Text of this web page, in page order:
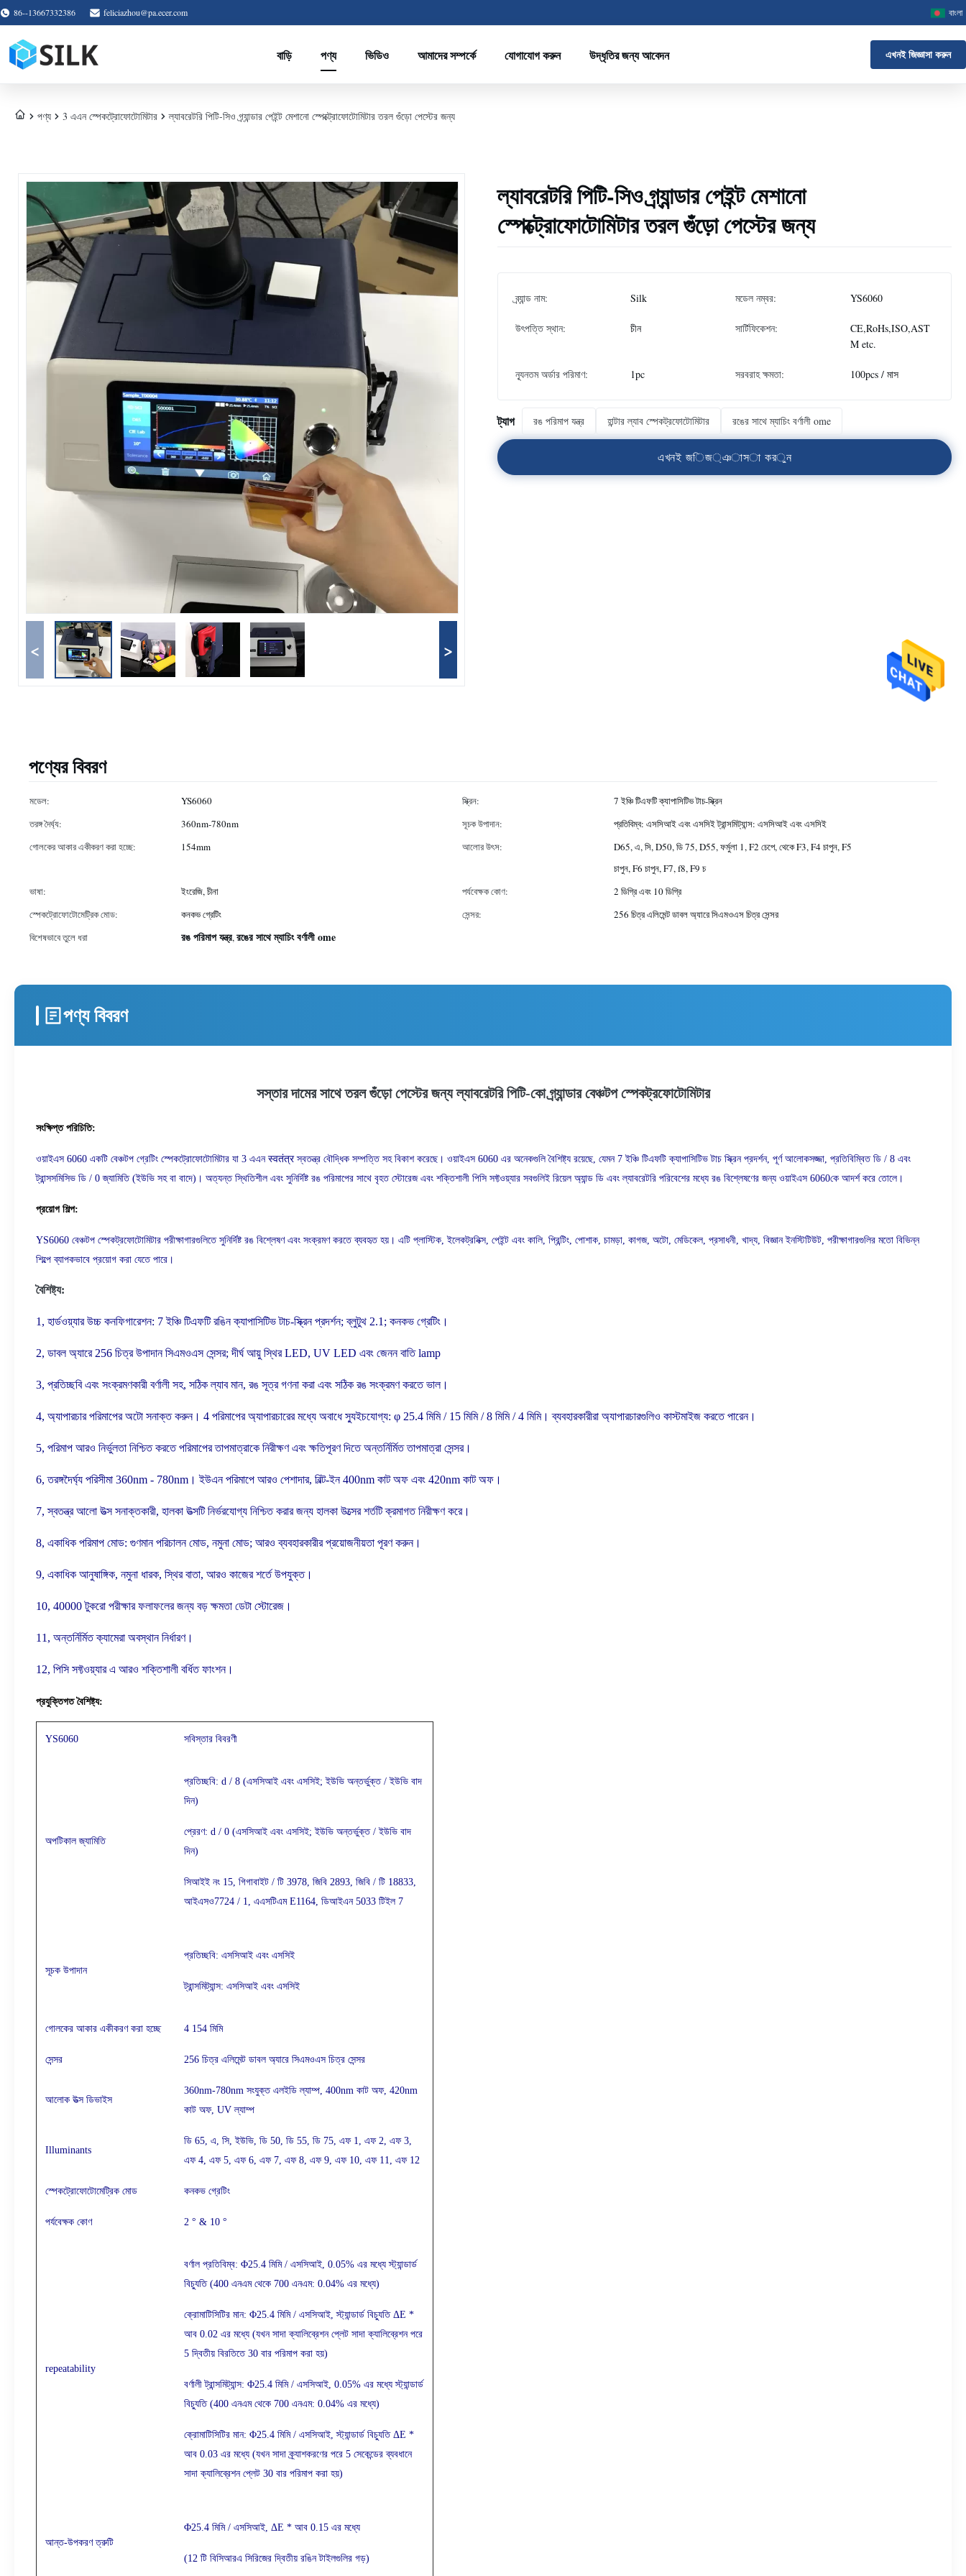
86--13667332386 feliciazhou@pa.ecer.com বাংলা
বাড়ি পণ্য ভিডিও আমাদের সম্পর্কে যোগাযোগ করুন উদ্ধৃতির জন্য আবেদন এখনই জিজ্ঞাসা করুন
পণ্য 3 এএন স্পেকট্রোফোটোমিটার ল্যাবরেটরি পিটি-সিও গ্র্যান্ডার পেইন্ট মেশানো স্পেক্ট্রোফোটোমিটার তরল গুঁড়ো পেস্টের জন্য
< >
ল্যাবরেটরি পিটি-সিও গ্র্যান্ডার পেইন্ট মেশানো
স্পেক্ট্রোফোটোমিটার তরল গুঁড়ো পেস্টের জন্য
ব্র্যান্ড নাম: Silk মডেল নম্বর: YS6060
উৎপত্তি স্থান: চীন সার্টিফিকেশন:
CE,RoHs,ISO,AST
M etc.
ন্যূনতম অর্ডার পরিমাণ: 1pc সরবরাহ ক্ষমতা: 100pcs / মাস
ট্যাগ রঙ পরিমাপ যন্ত্র হান্টার ল্যাব স্পেকট্রফোটোমিটার রঙের সাথে ম্যাচিং বর্ণালী ome
এখনই জিজ্ঞাসা করুন
পণ্যের বিবরণ
মডেল: YS6060 স্ক্রিন:
7 ইঞ্চি টিএফটি ক্যাপাসিটিভ টাচ-স্ক্রিন
তরঙ্গ দৈর্ঘ্য:
360nm-780nm সূচক উপাদান:
প্রতিবিম্ব: এসসিআই এবং এসসিই ট্রান্সমিট্যান্স: এসসিআই এবং এসসিই
গোলকের আকার একীকরণ করা হচ্ছে:
154mm আলোর উৎস:
D65, এ, সি, D50, ডি 75, D55, ফর্মুলা 1, F2 চেপে, থেকে F3, F4 চাপুন, F5
চাপুন, F6 চাপুন, F7, f8, F9 চ
ভাষা:
ইংরেজি, চীনা পর্যবেক্ষক কোণ:
2 ডিগ্রি এবং 10 ডিগ্রি
স্পেকট্রোফোটোমেট্রিক মোড:
কনকভ গ্রেটিং সেন্সর:
256 চিত্র এলিমেন্ট ডাবল অ্যারে সিএমওএস চিত্র সেন্সর
বিশেষভাবে তুলে ধরা
রঙ পরিমাপ যন্ত্র,রঙের সাথে ম্যাচিং বর্ণালী ome
পণ্য বিবরণ
সস্তার দামের সাথে তরল গুঁড়ো পেস্টের জন্য ল্যাবরেটরি পিটি-কো গ্র্যান্ডার বেঞ্চটপ স্পেকট্রফোটোমিটার
সংক্ষিপ্ত পরিচিতি:
ওয়াইএস 6060 একটি বেঞ্চটপ গ্রেটিং স্পেকট্রোফোটোমিটার যা 3 এএন स्वतंत्र স্বতন্ত্র বৌদ্ধিক সম্পত্তি সহ বিকাশ করেছে। ওয়াইএস 6060 এর অনেকগুলি বৈশিষ্ট্য রয়েছে, যেমন 7 ইঞ্চি টিএফটি ক্যাপাসিটিভ টাচ স্ক্রিন প্রদর্শন, পূর্ণ আলোকসজ্জা, প্রতিবিম্বিত ডি / 8 এবং
ট্রান্সসমিসিভ ডি / 0 জ্যামিতি (ইউভি সহ বা বাদে)। অত্যন্ত স্থিতিশীল এবং সুনির্দিষ্ট রঙ পরিমাপের সাথে বৃহত স্টোরেজ এবং শক্তিশালী পিসি সফ্টওয়্যার সবগুলিই রিয়েল অ্যান্ড ডি এবং ল্যাবরেটরি পরিবেশের মধ্যে রঙ বিশ্লেষণের জন্য ওয়াইএস 6060কে আদর্শ করে তোলে।
প্রয়োগ শিল্প:
YS6060 বেঞ্চটপ স্পেকট্রফোটোমিটার পরীক্ষাগারগুলিতে সুনির্দিষ্ট রঙ বিশ্লেষণ এবং সংক্রমণ করতে ব্যবহৃত হয়। এটি প্লাস্টিক, ইলেকট্রনিক্স, পেইন্ট এবং কালি, প্রিন্টিং, পোশাক, চামড়া, কাগজ, অটো, মেডিকেল, প্রসাধনী, খাদ্য, বিজ্ঞান ইনস্টিটিউট, পরীক্ষাগারগুলির মতো বিভিন্ন
শিল্পে ব্যাপকভাবে প্রয়োগ করা যেতে পারে।
বৈশিষ্ট্য:
1, হার্ডওয়্যার উচ্চ কনফিগারেশন: 7 ইঞ্চি টিএফটি রঙিন ক্যাপাসিটিভ টাচ-স্ক্রিন প্রদর্শন; ব্লুটুথ 2.1; কনকভ গ্রেটিং।
2, ডাবল অ্যারে 256 চিত্র উপাদান সিএমওএস সেন্সর; দীর্ঘ আয়ু স্থির LED, UV LED এবং জেনন বাতি lamp
3, প্রতিচ্ছবি এবং সংক্রমণকারী বর্ণালী সহ, সঠিক ল্যাব মান, রঙ সূত্র গণনা করা এবং সঠিক রঙ সংক্রমণ করতে ভাল।
4, অ্যাপারচার পরিমাপের অটো সনাক্ত করুন। 4 পরিমাপের অ্যাপারচারের মধ্যে অবাধে স্যুইচযোগ্য: φ 25.4 মিমি / 15 মিমি / 8 মিমি / 4 মিমি। ব্যবহারকারীরা অ্যাপারচারগুলিও কাস্টমাইজ করতে পারেন।
5, পরিমাপ আরও নির্ভুলতা নিশ্চিত করতে পরিমাপের তাপমাত্রাকে নিরীক্ষণ এবং ক্ষতিপূরণ দিতে অন্তর্নির্মিত তাপমাত্রা সেন্সর।
6, তরঙ্গদৈর্ঘ্য পরিসীমা 360nm - 780nm। ইউএন পরিমাপে আরও পেশাদার, বিল্ট-ইন 400nm কাট অফ এবং 420nm কাট অফ।
7, স্বতন্ত্র আলো উত্স সনাক্তকারী, হালকা উত্সটি নির্ভরযোগ্য নিশ্চিত করার জন্য হালকা উত্সের শর্তটি ক্রমাগত নিরীক্ষণ করে।
8, একাধিক পরিমাপ মোড: গুণমান পরিচালন মোড, নমুনা মোড; আরও ব্যবহারকারীর প্রয়োজনীয়তা পূরণ করুন।
9, একাধিক আনুষাঙ্গিক, নমুনা ধারক, স্থির বাতা, আরও কাজের শর্তে উপযুক্ত।
10, 40000 টুকরো পরীক্ষার ফলাফলের জন্য বড় ক্ষমতা ডেটা স্টোরেজ।
11, অন্তর্নির্মিত ক্যামেরা অবস্থান নির্ধারণ।
12, পিসি সফ্টওয়্যার এ আরও শক্তিশালী বর্ধিত ফাংশন।
প্রযুক্তিগত বৈশিষ্ট্য:
YS6060 সবিস্তার বিবরণী
অপটিকাল জ্যামিতি
প্রতিচ্ছবি: d / 8 (এসসিআই এবং এসসিই; ইউভি অন্তর্ভুক্ত / ইউভি বাদ
দিন)
প্রেরণ: d / 0 (এসসিআই এবং এসসিই; ইউভি অন্তর্ভুক্ত / ইউভি বাদ
দিন)
সিআইই নং 15, গিগাবাইট / টি 3978, জিবি 2893, জিবি / টি 18833,
আইএসও7724 / 1, এএসটিএম E1164, ডিআইএন 5033 টিইল 7
সূচক উপাদান
প্রতিচ্ছবি: এসসিআই এবং এসসিই
ট্রান্সমিট্যান্স: এসসিআই এবং এসসিই
গোলকের আকার একীকরণ করা হচ্ছে 4 154 মিমি
সেন্সর 256 চিত্র এলিমেন্ট ডাবল অ্যারে সিএমওএস চিত্র সেন্সর
আলোক উত্স ডিভাইস
360nm-780nm সংযুক্ত এলইডি ল্যাম্প, 400nm কাট অফ, 420nm
কাট অফ, UV ল্যাম্প
Illuminants
ডি 65, এ, সি, ইউভি, ডি 50, ডি 55, ডি 75, এফ 1, এফ 2, এফ 3,
এফ 4, এফ 5, এফ 6, এফ 7, এফ 8, এফ 9, এফ 10, এফ 11, এফ 12
স্পেকট্রোফোটোমেট্রিক মোড কনকভ গ্রেটিং
পর্যবেক্ষক কোণ 2 ° & 10 °
repeatability
বর্ণাল প্রতিবিম্ব: Φ25.4 মিমি / এসসিআই, 0.05% এর মধ্যে স্ট্যান্ডার্ড
বিচ্যুতি (400 এনএম থেকে 700 এনএম: 0.04% এর মধ্যে)
ক্রোমাটিসিটির মান: Φ25.4 মিমি / এসসিআই, স্ট্যান্ডার্ড বিচ্যুতি ΔE *
আব 0.02 এর মধ্যে (যখন সাদা ক্যালিব্রেশন প্লেট সাদা ক্যালিব্রেশন পরে
5 দ্বিতীয় বিরতিতে 30 বার পরিমাপ করা হয়)
বর্ণালী ট্রান্সমিট্যান্স: Φ25.4 মিমি / এসসিআই, 0.05% এর মধ্যে স্ট্যান্ডার্ড
বিচ্যুতি (400 এনএম থেকে 700 এনএম: 0.04% এর মধ্যে)
ক্রোমাটিসিটির মান: Φ25.4 মিমি / এসসিআই, স্ট্যান্ডার্ড বিচ্যুতি ΔE *
আব 0.03 এর মধ্যে (যখন সাদা ক্র্যাশকরণের পরে 5 সেকেন্ডের ব্যবধানে
সাদা ক্যালিব্রেশন প্লেট 30 বার পরিমাপ করা হয়)
আন্ত-উপকরণ ত্রুটি
Φ25.4 মিমি / এসসিআই, ΔE * আব 0.15 এর মধ্যে
(12 টি বিসিআরএ সিরিজের দ্বিতীয় রঙিন টাইলগুলির গড়)